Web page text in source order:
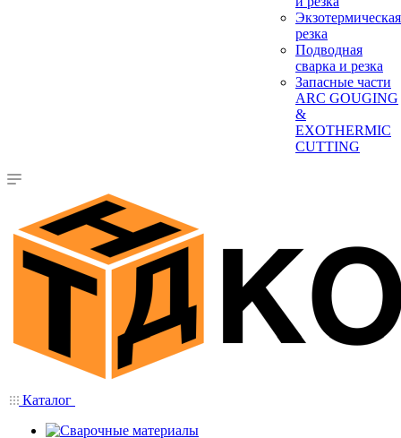
Экзотермическая
резка
Подводная
сварка и резка
Запасные части
ARC GOUGING
&
EXOTHERMIC
CUTTING
Каталог